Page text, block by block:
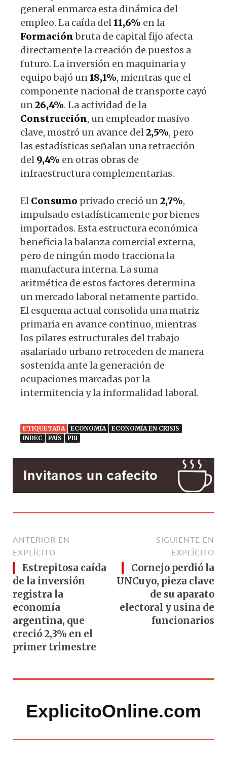
general enmarca esta dinámica del
empleo. La caída del 11,6% en la
Formaciónbruta de capital fijo afecta
directamente la creación de puestos a
futuro. La inversión en maquinaria y
equipo bajó un 18,1%, mientras que el
componente nacional de transporte cayó
un 26,4%. La actividad de la
Construcción, un empleador masivo
clave, mostró un avance del 2,5%, pero
las estadísticas señalan una retracción
del 9,4% en otras obras de
infraestructura complementarias.
El Consumo privado creció un 2,7%,
impulsado estadísticamente por bienes
importados. Esta estructura económica
beneficia la balanza comercial externa,
pero de ningún modo tracciona la
manufactura interna. La suma
aritmética de estos factores determina
un mercado laboral netamente partido.
El esquema actual consolida una matriz
primaria en avance continuo, mientras
los pilares estructurales del trabajo
asalariado urbano retroceden de manera
sostenida ante la generación de
ocupaciones marcadas por la
intermitencia y la informalidad laboral.
ETIQUETADA ECONOMÍA
ECONOMÍA EN CRISIS
INDEC
PAÍS PBI
ANTERIOR EN
EXPLÍCITO
Estrepitosa caída
de la inversión
registra la
economía
argentina, que
creció 2,3% en el
primer trimestre
SIGUIENTE EN
EXPLÍCITO
Cornejo perdió la
UNCuyo, pieza clave
de su aparato
electoral y usina de
funcionarios
ExplicitoOnline.com